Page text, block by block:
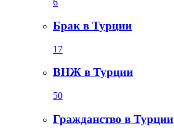
6
Брак в Турции
17
ВНЖ в Турции
50
Гражданство в Турции